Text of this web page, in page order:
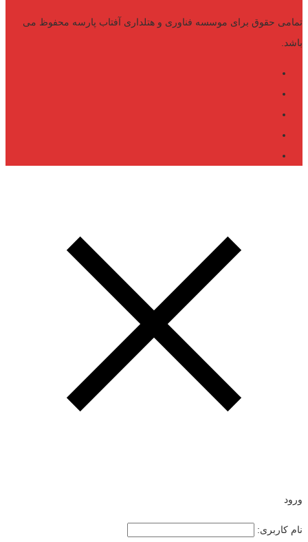
تمامی حقوق برای موسسه فناوری و هتلداری آفتاب پارسه محفوظ می
باشد.
ورود
نام کاربری: